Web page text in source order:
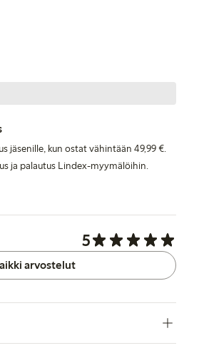
jäsenille, kun ostat vähintään 49,99 €.
ja palautus Lindex-myymälöihin.
5
arvostelut